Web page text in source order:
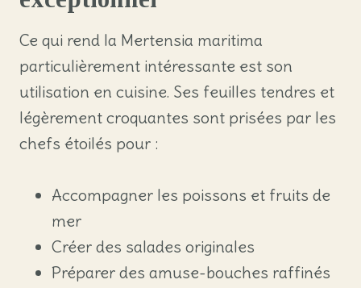
Ce qui rend la Mertensia maritima
particulièrement intéressante est son
utilisation en cuisine. Ses feuilles tendres et
légèrement croquantes sont prisées par les
chefs étoilés pour :
Accompagner les poissons et fruits de
mer
Créer des salades originales
Préparer des amuse-bouches raffinés